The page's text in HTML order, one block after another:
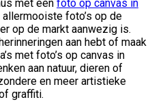
met een foto op canvas in
allermooiste foto’s op de
op de markt aanwezig is.
aan hebt of maak
met foto’s op canvas in
aan natuur, dieren of
en meer artistieke
graffiti.